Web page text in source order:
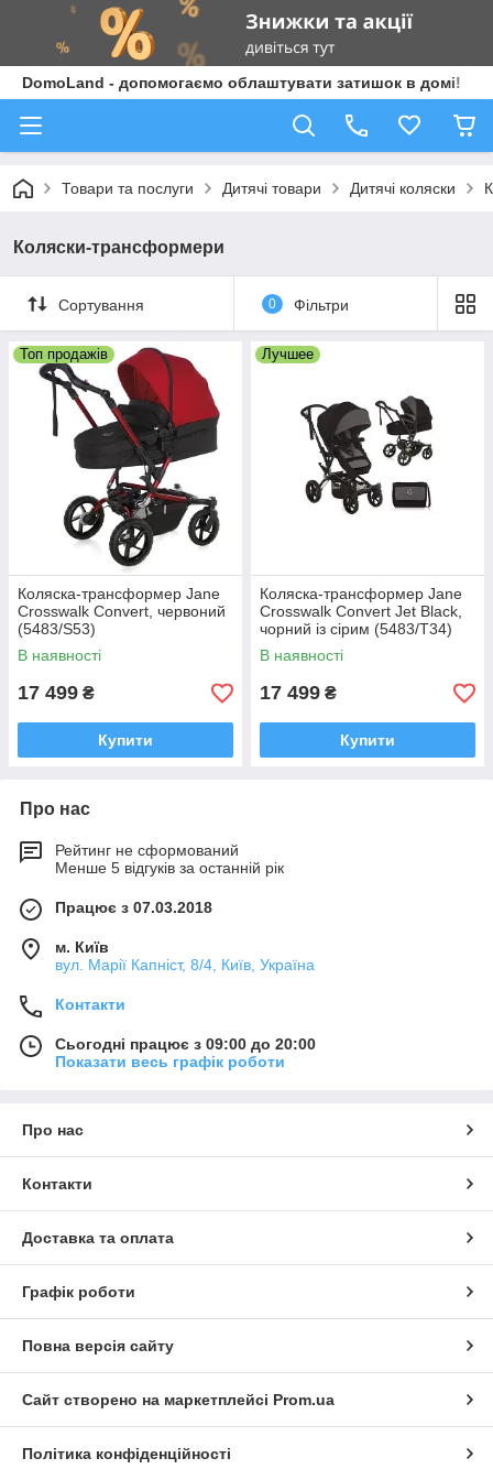
DomoLand - допомогаємо облаштувати затишок в домі!
Товари та послуги Дитячі товари Дитячі коляски
Коляски-трансформери
Сортування 0 Фільтри
Топ продажів
Коляска-трансформер Jane
Crosswalk Convert, червоний
(5483/S53)
В наявності
17 499 ₴
Купити
Лучшее
Коляска-трансформер Jane
Crosswalk Convert Jet Black,
чорний із сірим (5483/T34)
В наявності
17 499 ₴
Купити
Про нас
Рейтинг не сформований
Менше 5 відгуків за останній рік
Працює з 07.03.2018
м. Київ
вул. Марії Капніст, 8/4, Київ, Україна
Контакти
Сьогодні працює з 09:00 до 20:00
Показати весь графік роботи
Про нас
Контакти
Доставка та оплата
Графік роботи
Повна версія сайту
Сайт створено на маркетплейсі Prom.ua
Політика конфіденційності